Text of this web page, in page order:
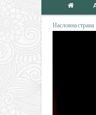
Насловна страна